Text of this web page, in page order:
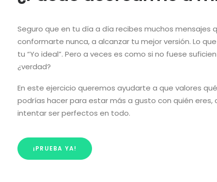
Seguro que en tu día a día recibes muchos mensajes
conformarte nunca, a alcanzar tu mejor versión. Lo
tu “Yo ideal”. Pero a veces es como si no fuese
¿verdad?
En este ejercicio queremos ayudarte a que valores
podrías hacer para estar más a gusto con quién eres,
intentar ser perfectos en todo.
¡PRUEBA YA!